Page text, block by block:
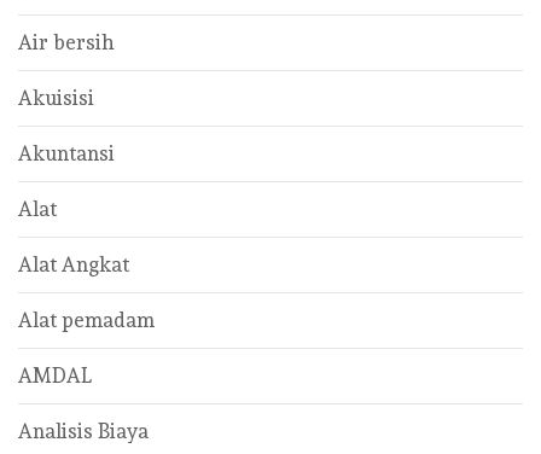
Air bersih
Akuisisi
Akuntansi
Alat
Alat Angkat
Alat pemadam
AMDAL
Analisis Biaya